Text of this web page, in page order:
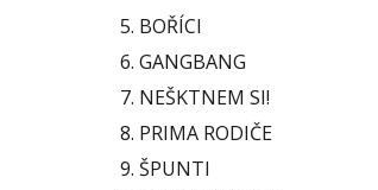
BOŘÍCI
GANGBANG
NEŠKTNEM SI!
PRIMA RODIČE
ŠPUNTI